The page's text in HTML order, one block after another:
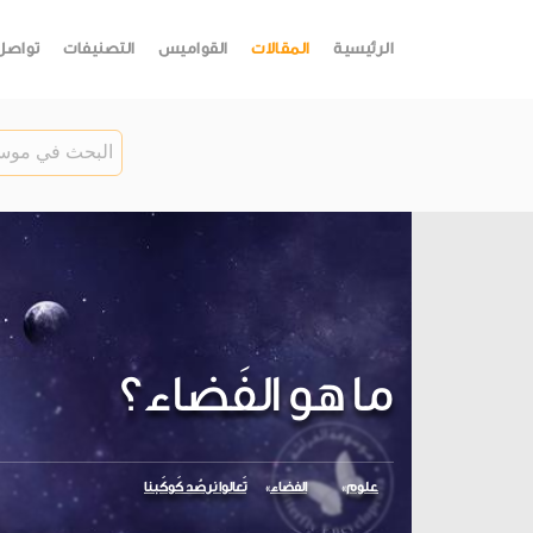
الرئيسية المقالات القواميس التصنيفات
ما هو الفَضاء؟
علوم الفضاء تَعالوا نرصُد كَوكَبنا